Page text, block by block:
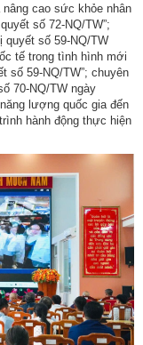
cao sức khỏe nhân
số 72-NQ/TW”;
quyết số 59-NQ/TW
tế trong tình hình mới
số 59-NQ/TW”; chuyên
70-NQ/TW ngày
lượng quốc gia đến
hành động thực hiện